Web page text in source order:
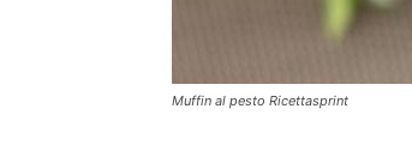
Muffin al pesto Ricettasprint